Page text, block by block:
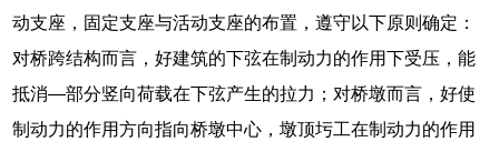
动支座，固定支座与活动支座的布置，遵守以下原则确定：
对桥跨结构而言，好建筑的下弦在制动力的作用下受压，能
抵消—部分竖向荷载在下弦产生的拉力；对桥墩而言，好使
制动力的作用方向指向桥墩中心，墩顶圬工在制动力的作用